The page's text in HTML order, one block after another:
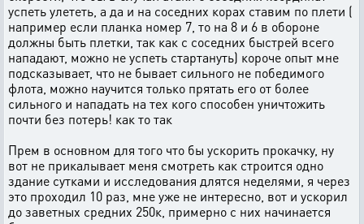
успеть улететь, а да и на соседних корах ставим по плети (
например если планка номер 7, то на 8 и 6 в обороне
должны быть плетки, так как с соседних быстрей всего
нападают, можно не успеть стартануть) короче опыт мне
подсказывает, что не бывает сильного не победимого
флота, можно научится только прятать его от более
сильного и нападать на тех кого способен уничтожить
почти без потерь! как то так
Прем в основном для того что бы ускорить прокачку, ну
вот не прикалывает меня смотреть как строится одно
здание сутками и исследования длятся неделями, я через
это проходил 10 раз, мне уже не интересно, вот и ускорил
до заветных средних 250к, примерно с них начинается